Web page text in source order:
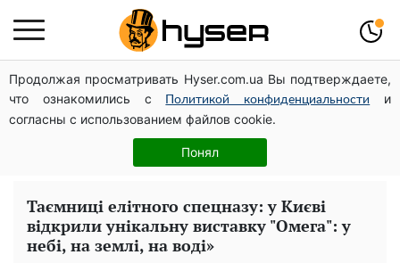
Продолжая просматривать Hyser.com.ua Вы подтверждаете,
что ознакомились с
Политикой конфиденциальности
и
согласны с использованием файлов cookie.
Понял
Повністю гола Анна Трінчер блиснула "принадами":
таких розмірів ви ще не бачили
Такої закуски завжди виявляється мало: рецепт
помідорів по-корейськи із солодким перцем та
морквою на зиму
Таємниці елітного спецназу: у Києві
відкрили унікальну виставку "Омега": у
небі, на землі, на воді»